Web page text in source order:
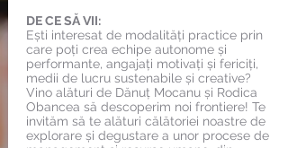
DE CE SĂ VII:
Ești interesat de modalități practice prin
care poți crea echipe autonome și
performante, angajați motivați și fericiți,
medii de lucru sustenabile și creative?
Vino alături de Dănuț Mocanu și Rodica
Obancea să descoperim noi frontiere! Te
invităm să te alături călătoriei noastre de
explorare și degustare a unor procese de